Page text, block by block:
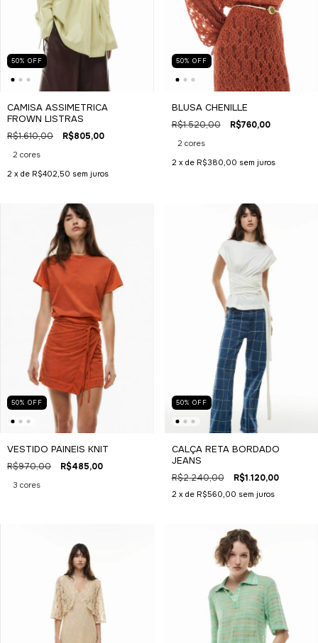
50% OFF
CAMISA ASSIMETRICA
FROWN LISTRAS
R$1.610,00 R$805,00
2 cores
2 x de R$402,50 sem juros
50% OFF
BLUSA CHENILLE
R$1.520,00 R$760,00
2 cores
2 x de R$380,00 sem juros
50% OFF
VESTIDO PAINEIS KNIT
R$970,00 R$485,00
3 cores
50% OFF
CALÇA RETA BORDADO
JEANS
R$2.240,00 R$1.120,00
2 x de R$560,00 sem juros